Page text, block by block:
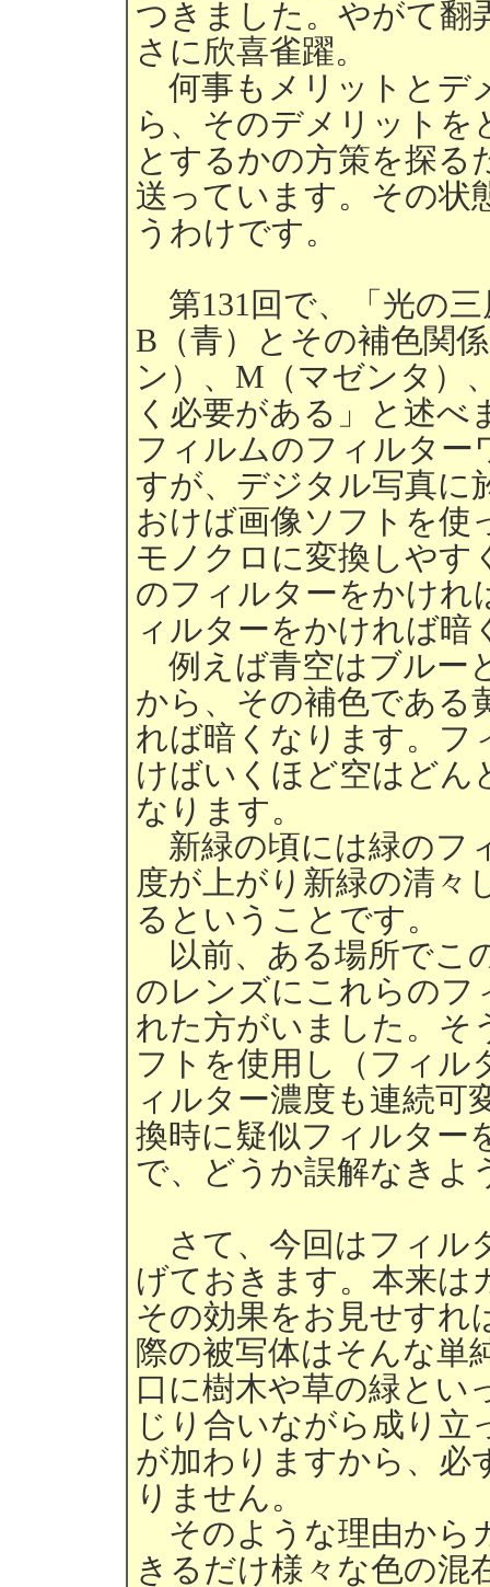
つきました。やがて翻
さに欣喜雀躍。
何事もメリットとデ
ら、そのデメリットを
とするかの方策を探る
送っています。その状
うわけです。
第131回で、「光の
B（青）とその補色関
ン）、M（マゼンタ）
く必要がある」と述
フィルムのフィルター
すが、デジタル写真に
おけば画像ソフトを使
モノクロに変換しやす
のフィルターをかけれ
ィルターをかければ暗
例えば青空はブルー
から、その補色である
れば暗くなります。フ
けばいくほど空はどん
なります。
新緑の頃には緑のフ
度が上がり新緑の清々
るということです。
以前、ある場所でこ
のレンズにこれらのフ
れた方がいました。そ
フトを使用し（フィル
ィルター濃度も連続可
換時に疑似フィルター
で、どうか誤解なきよ
さて、今回はフィル
げておきます。本来は
その効果をお見せすれ
際の被写体はそんな単
口に樹木や草の緑とい
じり合いながら成り立
が加わりますから、必
りません。
そのような理由から
きるだけ様々な色の混